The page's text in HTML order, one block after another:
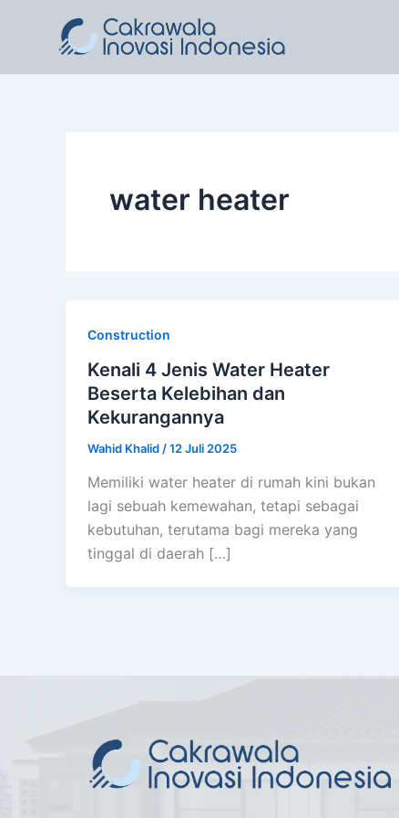
water heater
Construction
Kenali 4 Jenis Water Heater
Beserta Kelebihan dan
Kekurangannya
Wahid Khalid /12 Juli 2025
Memiliki water heater di rumah kini bukan
lagi sebuah kemewahan, tetapi sebagai
kebutuhan, terutama bagi mereka yang
tinggal di daerah […]